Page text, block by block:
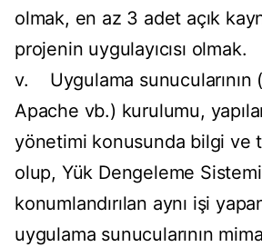
olmak, en az 3 adet açık
projenin uygulayıcısı olmak.
v. Uygulama sunucularının
Apache vb.) kurulumu,
yönetimi konusunda bilgi ve
olup, Yük Dengeleme Sistemi
konumlandırılan aynı işi
uygulama sunucularının